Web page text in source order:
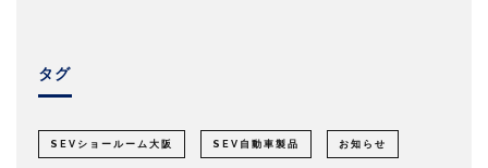
タグ
SEVショールーム大阪 SEV自動車製品 お知らせ